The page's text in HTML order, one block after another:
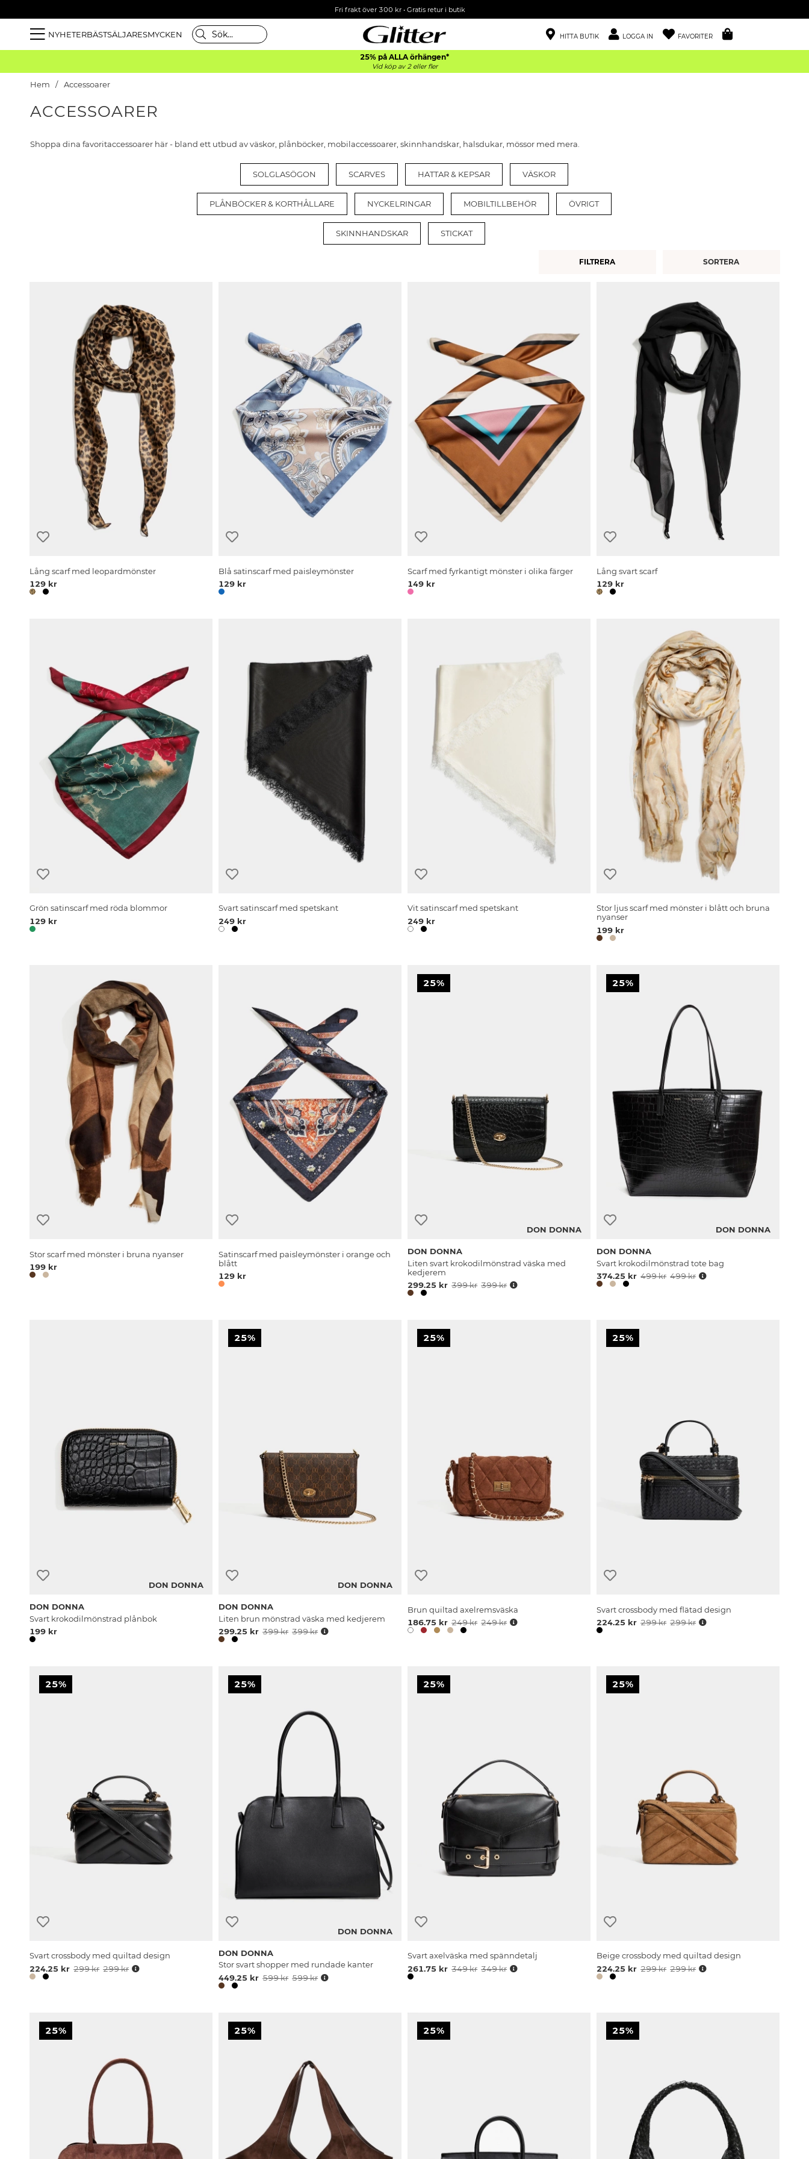
Fri frakt över 300 kr• Gratis retur i butik
NYHETERBÄSTSÄLJARESMYCKEN HITTA BUTIK LOGGA IN FAVORITER
25% på ALLA örhängen*
Vid köp av 2 eller fler
Hem Accessoarer
ACCESSOARER
Shoppa dina favoritaccessoarer här - bland ett utbud av väskor, plånböcker, mobilaccessoarer, skinnhandskar, halsdukar, mössor med mera.
SOLGLASÖGON SCARVES HATTAR & KEPSAR VÄSKOR
PLÅNBÖCKER & KORTHÅLLARE NYCKELRINGAR MOBILTILLBEHÖR ÖVRIGT
SKINNHANDSKAR STICKAT
FILTRERA
Lång scarf med leopardmönster
129 kr
Blå satinscarf med paisleymönster
129 kr
Scarf med fyrkantigt mönster i olika färger
149 kr
Lång svart scarf
129 kr
Grön satinscarf med röda blommor
129 kr
Svart satinscarf med spetskant
249 kr
Vit satinscarf med spetskant
249 kr
Stor ljus scarf med mönster i blått och bruna
nyanser
199 kr
Stor scarf med mönster i bruna nyanser
199 kr
Satinscarf med paisleymönster i orange och
blått
129 kr
25%
DON DONNA
DON DONNA
Liten svart krokodilmönstrad väska med
kedjerem
299.25 kr 399 kr 399 kr
25%
DON DONNA
DON DONNA
Svart krokodilmönstrad tote bag
374.25 kr 499 kr 499 kr
DON DONNA
DON DONNA
Svart krokodilmönstrad plånbok
199 kr
25%
DON DONNA
DON DONNA
Liten brun mönstrad väska med kedjerem
299.25 kr 399 kr 399 kr
25%
Brun quiltad axelremsväska
186.75 kr 249 kr 249 kr
25%
Svart crossbody med flätad design
224.25 kr 299 kr 299 kr
25%
Svart crossbody med quiltad design
224.25 kr 299 kr 299 kr
25%
DON DONNA
DON DONNA
Stor svart shopper med rundade kanter
449.25 kr 599 kr 599 kr
25%
Svart axelväska med spänndetalj
261.75 kr 349 kr 349 kr
25%
Beige crossbody med quiltad design
224.25 kr 299 kr 299 kr
25% 25% 25% 25%